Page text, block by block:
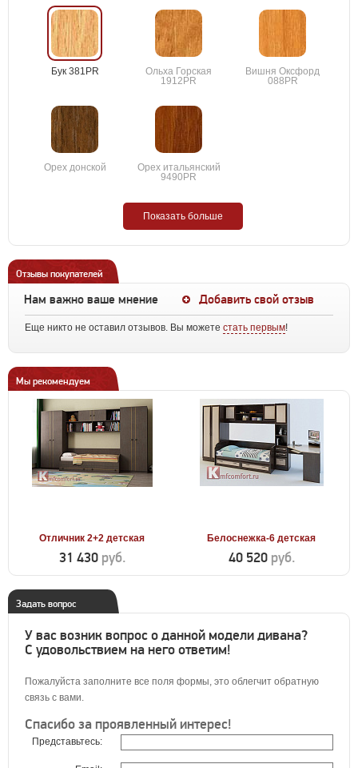
Бук 381PR
Ольха Горская
1912PR
Вишня Оксфорд
088PR
Орех донской
Орех итальянский
9490PR
Показать больше
Отзывы покупателей
Нам важно ваше мнение Добавить свой отзыв
Еще никто не оставил отзывов. Вы можете стать первым!
Мы рекомендуем
Отличник 2+2 детская
31 430 руб.
Белоснежка-6 детская
40 520 руб.
Задать вопрос
У вас возник вопрос о данной модели дивана?
С удовольствием на него ответим!
Пожалуйста заполните все поля формы, это облегчит обратную
связь с вами.
Спасибо за проявленный интерес!
Представьтесь: